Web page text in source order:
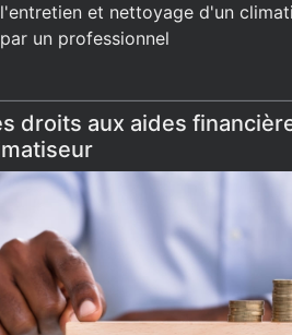
l'entretien et nettoyage d'un
par un professionnel
droits aux aides